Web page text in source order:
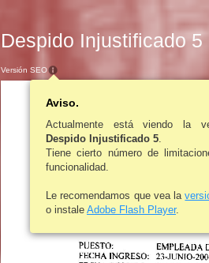
Despido Injustificado 5
Versión SEO
Aviso.
Actualmente está viendo la
Despido Injustificado 5
Tiene cierto número de
funcionalidad.
Le recomendamos que vea la
o instale Adobe Flash Player.